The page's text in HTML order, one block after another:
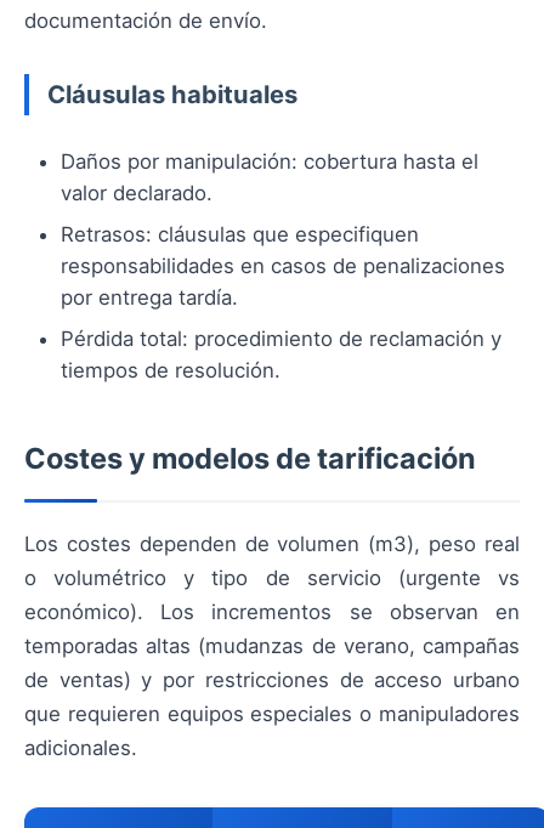
documentación de envío.
Cláusulas habituales
Daños por manipulación: cobertura hasta el
valor declarado.
Retrasos: cláusulas que especifiquen
responsabilidades en casos de penalizaciones
por entrega tardía.
Pérdida total: procedimiento de reclamación y
tiempos de resolución.
Costes y modelos de tarificación
Los costes dependen de volumen (m3), peso real
o volumétrico y tipo de servicio (urgente vs
económico). Los incrementos se observan en
temporadas altas (mudanzas de verano, campañas
de ventas) y por restricciones de acceso urbano
que requieren equipos especiales o manipuladores
adicionales.